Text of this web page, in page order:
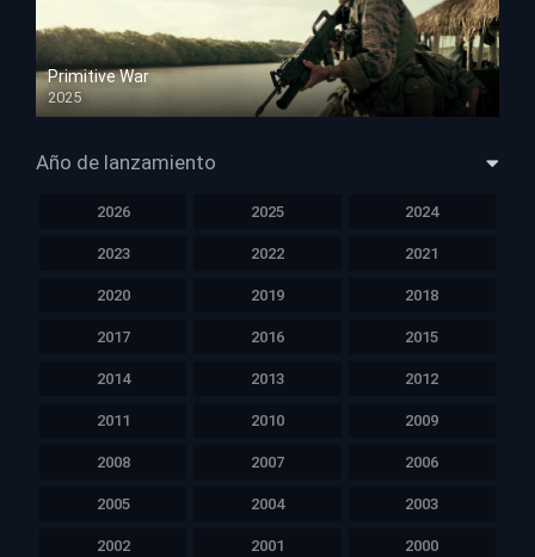
Primitive War
2025
HD 1080p
Año de lanzamiento
2026 2025 2024
2023 2022 2021
2020 2019 2018
2017 2016 2015
2014 2013 2012
2011 2010 2009
2008 2007 2006
2005 2004 2003
2002 2001 2000